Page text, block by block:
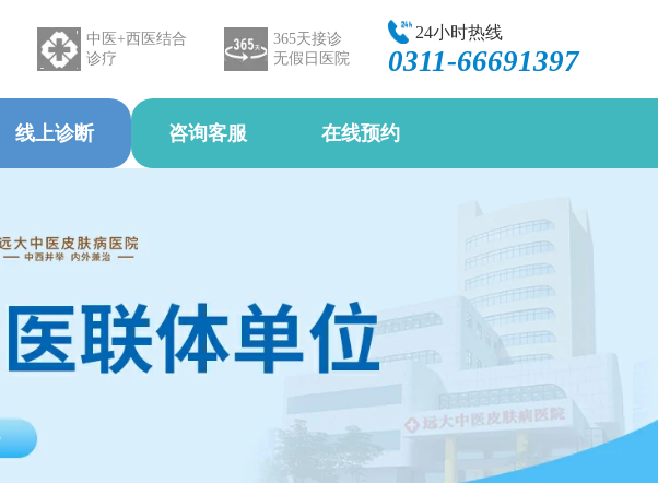
中医+西医结合
诊疗
365天接诊
无假日医院
24小时热线
0311-66691397
线上诊断 咨询客服 在线预约